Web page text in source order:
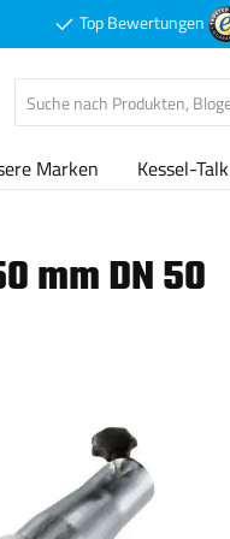
Top Bewertungen
Marken Kessel-Talk
mm DN 50